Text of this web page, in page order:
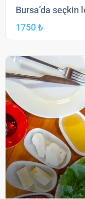
Bursa’da seçkin
1750 ₺